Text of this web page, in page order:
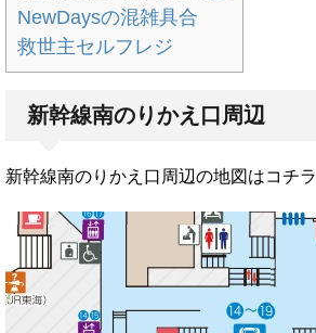
NewDaysの混雑具合
救世主セルフレジ
新幹線南のりかえ口周辺
新幹線南のりかえ口周辺の地図はコチラ